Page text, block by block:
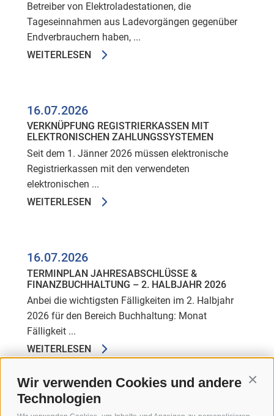
Wir verwenden Cookies und andere
Technologien
Betreiber von Elektroladestationen, die
Tageseinnahmen aus Ladevorgängen gegenüber
Endverbrauchern haben, ...
WEITERLESEN
16.07.2026
VERKNÜPFUNG REGISTRIERKASSEN MIT
ELEKTRONISCHEN ZAHLUNGSSYSTEMEN
Seit dem 1. Jänner 2026 müssen elektronische
Registrierkassen mit den verwendeten
elektronischen ...
WEITERLESEN
16.07.2026
TERMINPLAN JAHRESABSCHLÜSSE &
FINANZBUCHHALTUNG – 2. HALBJAHR 2026
Anbei die wichtigsten Fälligkeiten im 2. Halbjahr
2026 für den Bereich Buchhaltung: Monat
Fälligkeit ...
WEITERLESEN
16.07.2026